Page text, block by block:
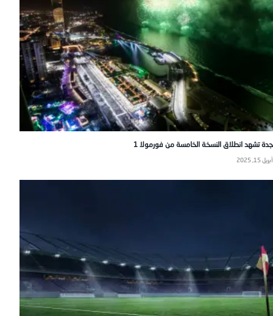
جدة تشهد انطلاق النسخة الخامسة من فورمولا 1
أبريل 15, 2025